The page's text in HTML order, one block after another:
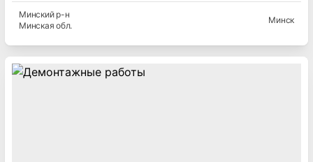
Минскийр-н
Минская обл.
Минск